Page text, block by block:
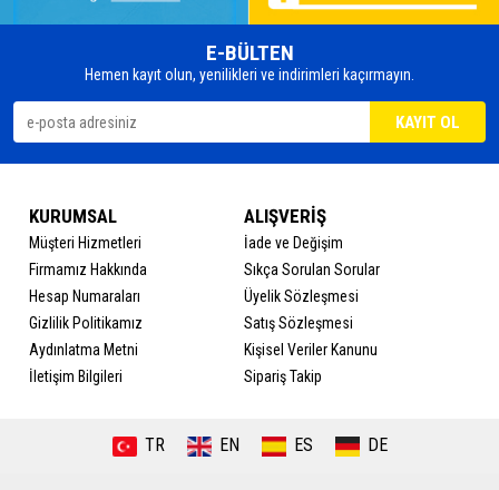
E-BÜLTEN
Hemen kayıt olun, yenilikleri ve indirimleri kaçırmayın.
KURUMSAL
Müşteri Hizmetleri
Firmamız Hakkında
Hesap Numaraları
Gizlilik Politikamız
Aydınlatma Metni
İletişim Bilgileri
ALIŞVERİŞ
İade ve Değişim
Sıkça Sorulan Sorular
Üyelik Sözleşmesi
Satış Sözleşmesi
Kişisel Veriler Kanunu
Sipariş Takip
TR EN ES DE